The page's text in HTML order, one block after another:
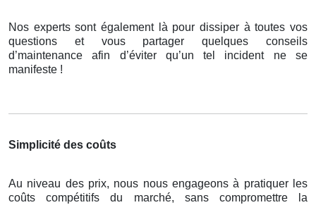
Nos experts sont également là pour dissiper à toutes vos
questions et vous partager quelques conseils
d’maintenance afin d’éviter qu’un tel incident ne se
manifeste !
Simplicité des coûts
Au niveau des prix, nous nous engageons à pratiquer les
coûts compétitifs du marché, sans compromettre la